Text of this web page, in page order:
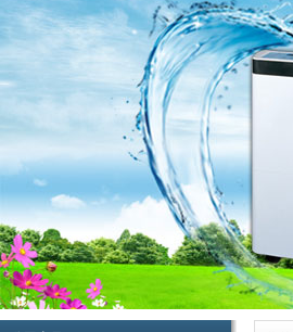
效换热器、大风量低噪音外转子风机，使空气干
苏州升井经过多年的持续快速发展，公司生产的
验，企业通过ISO9001国际质量体系认证。巩固
的品牌优势，积累了丰富宝贵的行业经验和优质
苏州升井除湿器适用范围:本产品为整体柜式空气
光学仪器、生物工程、医药、包装、食品、化妆
所有需要进行干燥处理的场所。
空气除湿行业专家，除湿机的首选品牌-苏州升井专
特,操作方便,品质百分百！
除湿机十大品牌,工业除湿机中的佼佼者-苏州升井
于一体的专业化高科技现代企业。公司目前主要研
机、苏州除湿机 、 恒温恒湿机 工业加湿器、冷干
全套生产流水线，生产设备，测试设备等。产品
于纺织、印刷、卷烟、医药、花卉养殖大棚、菌